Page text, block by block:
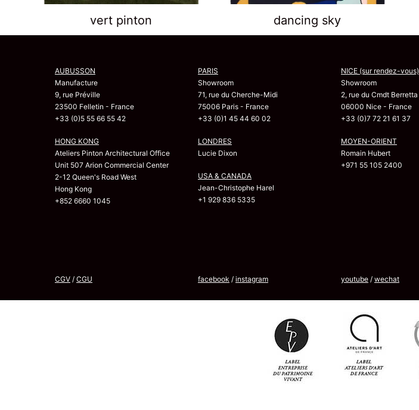
vert pinton dancing sky
AUBUSSON
Manufacture
9, rue Préville
23500 Felletin - France
+33 (0)5 55 66 55 42
HONG KONG
Ateliers Pinton Architectural Office
Unit 507 Arion Commercial Center
2-12 Queen's Road West
Hong Kong
+852 6660 1045
PARIS
Showroom
71, rue du Cherche-Midi
75006 Paris - France
+33 (0)1 45 44 60 02
LONDRES
Lucie Dixon
USA & CANADA
Jean-Christophe Harel
+1 929 836 5335
NICE (sur rendez-vous)
Showroom
2, rue du Cmdt Berretta
06000 Nice - France
+33 (0)7 72 21 61 37
MOYEN-ORIENT
Romain Hubert
+971 55 105 2400
CGV / CGU facebook / instagram youtube / wechat